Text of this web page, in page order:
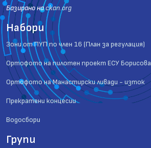
Базиранo наckan.org
Набори
Зони от ПУП по член 16 (План за регулация)
Ортофото на пилотен проект ЕСУ Борисова
Ортофото на Манастирски ливади - изток
Прекратени концесии
Водосбори
Групи